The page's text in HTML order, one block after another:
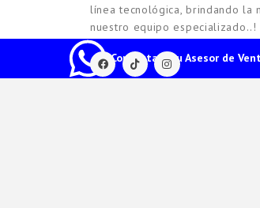
Contacta a tu Asesor de
línea tecnológica, brindando la
nuestro equipo especializado..!